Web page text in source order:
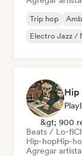
Trip hop
Electro Jazz /
&gt; 900
Beats / Lo-fi
Hip-hopHip-
Agregar